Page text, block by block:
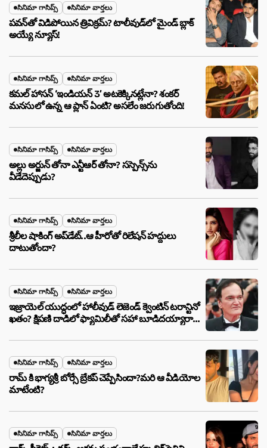
సినిమా గాసిప్స్ సినిమా వార్తలు
పవన్‌తో విడిపోయిన త్రివిక్రమ్? టాలీవుడ్‌లో మైండ్ బ్లాక్
అయ్యే న్యూస్!
సినిమా గాసిప్స్ సినిమా వార్తలు
కమల్ హాసన్ ‘ఇండియన్ 3’ అటకెక్కినట్లేనా? శంకర్
మనసులో ఉన్న ఆ ప్లాన్ ఏంటి? అసలేం జరుగుతోంది!
సినిమా గాసిప్స్ సినిమా వార్తలు
అల్లు అర్జున్ తోనా ఎన్టీఆర్ తోనా? సస్పెన్స్‌ను
వీడేదెప్పుడు?
సినిమా గాసిప్స్ సినిమా వార్తలు
శ్రీలీల షాకింగ్ అప్‌డేట్..ఆ హీరోతో రిలేషన్ హద్దులు
దాటుతోందా?
సినిమా గాసిప్స్ సినిమా వార్తలు
ఇజ్రాయెల్ యుద్ధంలో హాలీవుడ్ లెజెండ్ క్వెంటిన్ టరాన్టినో
ఖతం? క్షిపణి దాడిలో ఫ్యామిలీతో సహా బూడిదయ్యారా?
సినిమా గాసిప్స్ సినిమా వార్తలు
రామ్ కి భాగ్యశ్రీ బోర్సే బ్రేకప్ చెప్పేసిందా?మరి ఆ వీడియోల
మాటేంటి?
సినిమా గాసిప్స్ సినిమా వార్తలు